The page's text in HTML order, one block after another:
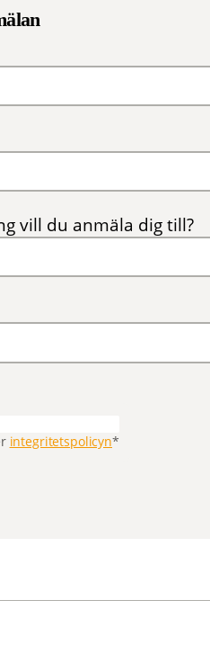
vill du anmäla dig till?
integritetspolicyn*